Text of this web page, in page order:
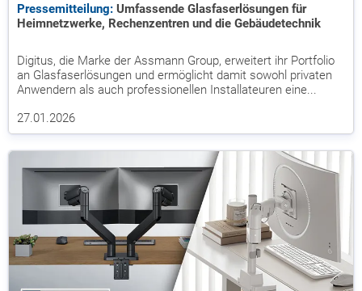
Pressemitteilung: Umfassende Glasfaserlösungen für
Heimnetzwerke, Rechenzentren und die Gebäudetechnik
Digitus, die Marke der Assmann Group, erweitert ihr Portfolio
an Glasfaserlösungen und ermöglicht damit sowohl privaten
Anwendern als auch professionellen Installateuren eine...
27.01.2026